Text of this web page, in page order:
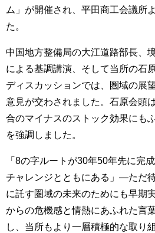
ム」が開催され、平田商工会議所
た。
中国地方整備局の大江道路部長、
による基調講演、そして当所の石
ディスカッションでは、圏域の展
意見が交わされました。石原会頭
合のマイナスのストック効果にも
を強調しました。
「8の字ルートが30年50年先に完
チャレンジとともにある」―ただ
に託す圏域の未来のためにも早期
からの危機感と情熱にあふれた言
し、当所もより一層積極的な取り